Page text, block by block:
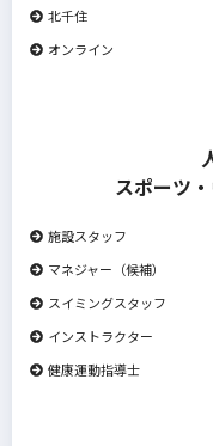
北千住
オンライン
スポーツ
施設スタッフ
マネジャー（候補）
スイミングスタッフ
インストラクター
健康運動指導士